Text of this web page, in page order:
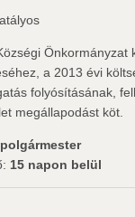
Önkormányzat
a 2013 évi
folyósításának,
megállapodást köt.
polgármester
15 napon belül